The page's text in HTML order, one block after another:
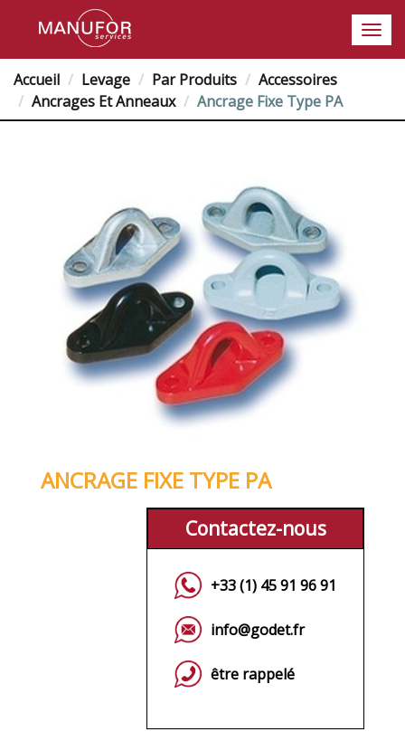
Accueil Levage Par Produits
Accessoires
Ancrages Et Anneaux
Ancrage Fixe Type PA
ANCRAGE FIXE TYPE PA
Contactez-nous
+33 (1) 45 91 96 91
info@godet.fr
être rappelé